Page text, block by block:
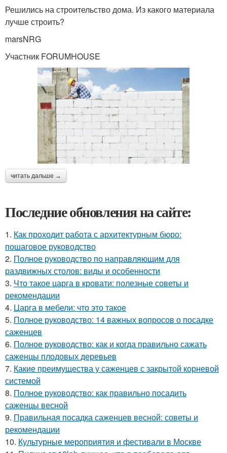
Решились на строительство дома. Из какого материала
лучше строить?
marsNRG
Участник FORUMHOUSE
читать дальше →
Последние обновления на сайте:
1. Как проходит работа с архитектурным бюро:
пошаговое руководство
2. Полное руководство по направляющим для
раздвижных столов: виды и особенности
3. Что такое царга в кровати: полезные советы и
рекомендации
4. Царга в мебели: что это такое
5. Полное руководство: 14 важных вопросов о посадке
саженцев
6. Полное руководство: как и когда правильно сажать
саженцы плодовых деревьев
7. Какие преимущества у саженцев с закрытой корневой
системой
8. Полное руководство: как правильно посадить
саженцы весной
9. Правильная посадка саженцев весной: советы и
рекомендации
10. Культурные мероприятия и фестивали в Москве